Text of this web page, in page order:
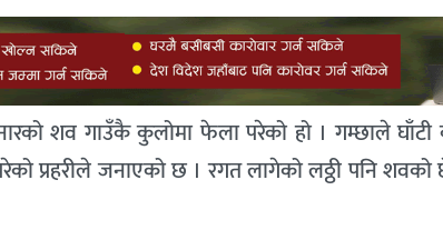
शव गाउँकै कुलोमा फेला परेको हो । गम्छाले
प्रहरीले जनाएको छ । रगत लागेको लठ्ठी पनि